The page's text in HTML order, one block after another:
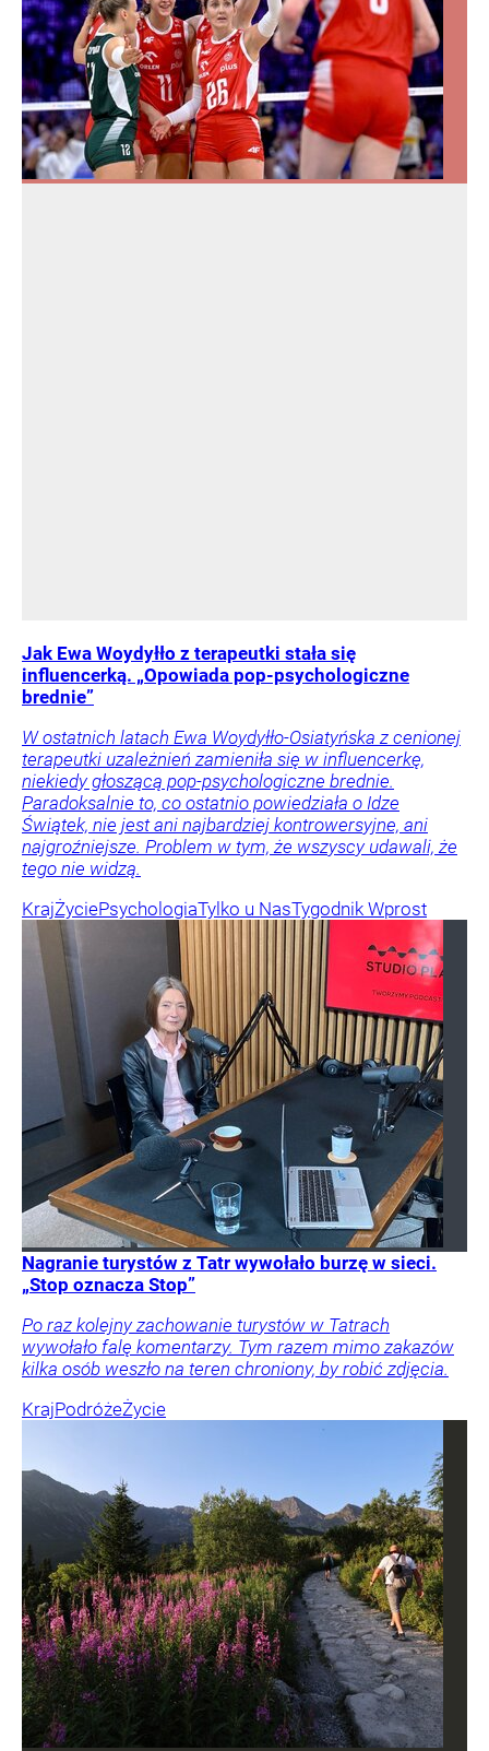
Jak Ewa Woydyłło z terapeutki stała się
influencerką. „Opowiada pop-psychologiczne
brednie”
W ostatnich latach Ewa Woydyłło-Osiatyńska z cenionej
terapeutki uzależnień zamieniła się w influencerkę,
niekiedy głoszącą pop-psychologiczne brednie.
Paradoksalnie to, co ostatnio powiedziała o Idze
Świątek, nie jest ani najbardziej kontrowersyjne, ani
najgroźniejsze. Problem w tym, że wszyscy udawali, że
tego nie widzą.
KrajŻyciePsychologiaTylko u NasTygodnik Wprost
Nagranie turystów z Tatr wywołało burzę w sieci.
„Stop oznacza Stop”
Po raz kolejny zachowanie turystów w Tatrach
wywołało falę komentarzy. Tym razem mimo zakazów
kilka osób weszło na teren chroniony, by robić zdjęcia.
KrajPodróżeŻycie